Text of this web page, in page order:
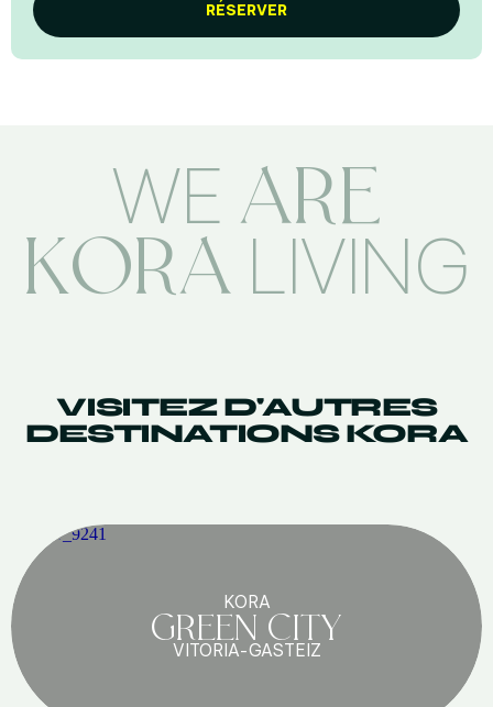
*Certaines images peuvent inclure des rendus
numériques ou des contenus édités par IA à des fins
RÉSERVER
WE ARE
KORA LIVING
VISITEZ D'AUTRES
DESTINATIONS KORA
KORA
GREEN CITY
VITORIA-GASTEIZ